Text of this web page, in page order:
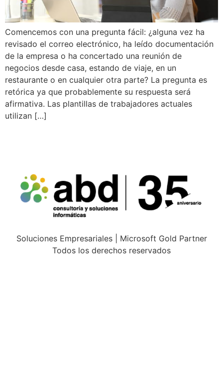
Comencemos con una pregunta fácil: ¿alguna vez ha
revisado el correo electrónico, ha leído documentación
de la empresa o ha concertado una reunión de
negocios desde casa, estando de viaje, en un
restaurante o en cualquier otra parte? La pregunta es
retórica ya que probablemente su respuesta será
afirmativa. Las plantillas de trabajadores actuales
utilizan […]
Soluciones Empresariales | Microsoft Gold Partner
Todos los derechos reservados